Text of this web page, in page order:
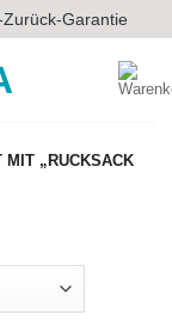
Garantie
MIT „RUCKSACK